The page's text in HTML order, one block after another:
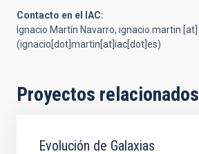
Contacto en el IAC:
Ignacio Martín Navarro, ignacio.martin [at]
(ignacio[dot]martin[at]iac[dot]es)
Proyectos relacionados
Evolución de Galaxias